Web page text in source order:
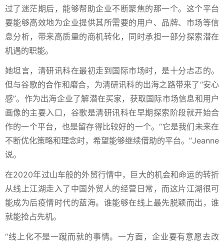
过了迷茫期后，能够帮助企业不断聚焦的那一个。这个平台
要能够高效地为企业提供其所需要的用户、品牌、市场等信
息分析，带来高质量的商机转化，同时承担一部分探索潜在
机遇的职能。
她坦言，清研讯科在最初走到国际市场时，是十分忐忑的。
但与谷歌的合作和磨合，为清研讯科的出海之路带来了“安心
感”。作为出海企业了解潜在买家，获取国际市场信息和用户
画像的主要入口，谷歌是清研讯科在早期探索阶段就开始合
作的一个平台，也是留存得比较好的一个。“它是我们未来在
不断优化策略和理念时，希望能够继续借助的平台。”Jeanne
说。
在2020年过山车般的外贸行情中，巨大的机会和命运的转折
从线上江湖走入了中国外贸人的经营日常，而这片江湖很可
能成为后疫情时代的蓝海。谁能够在线上最先脱颖而出，谁
就能抢占先机。
“线上化不是一蹴而就的事情。一方面，企业要有意愿去改